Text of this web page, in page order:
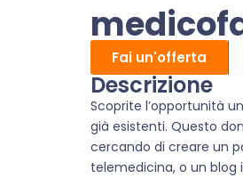
Fai un'offerta
Descrizione
Scoprite l’opportunità
già esistenti. Questo
cercando di creare un
telemedicina, o un blog